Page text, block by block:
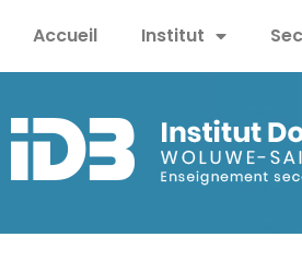
Accueil Institut